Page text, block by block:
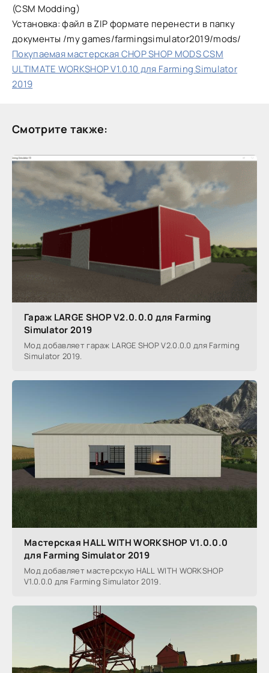
(CSM Modding)
Установка: файл в ZIP формате перенести в папку
документы /my games/farmingsimulator2019/mods/
Покупаемая мастерская CHOP SHOP MODS CSM
ULTIMATE WORKSHOP V1.0.10 для Farming Simulator
2019
Смотрите также:
Гараж LARGE SHOP V2.0.0.0 для Farming
Simulator 2019
Мод добавляет гараж LARGE SHOP V2.0.0.0 для Farming
Simulator 2019.
Мастерская HALL WITH WORKSHOP V1.0.0.0
для Farming Simulator 2019
Мод добавляет мастерскую HALL WITH WORKSHOP
V1.0.0.0 для Farming Simulator 2019.